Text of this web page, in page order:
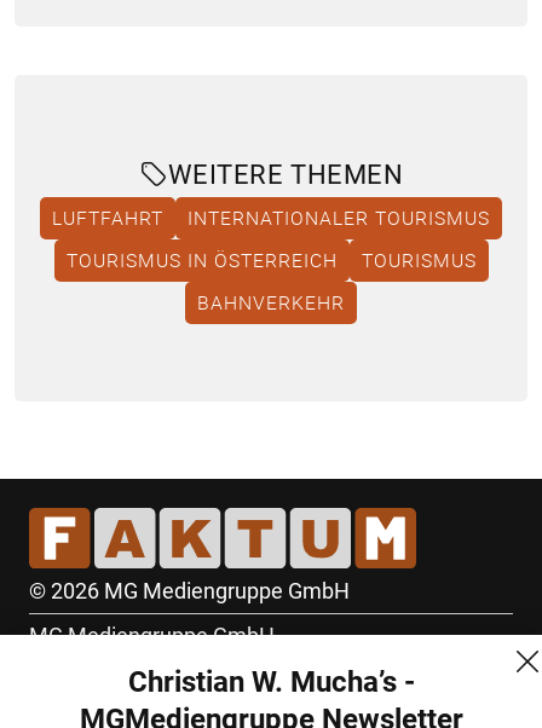
WEITERE THEMEN
LUFTFAHRT
INTERNATIONALER TOURISMUS
TOURISMUS IN ÖSTERREICH
TOURISMUS
BAHNVERKEHR
© 2026 MG Mediengruppe GmbH
MG Mediengruppe GmbH
Burgring 1/7Christian W. Mucha’s -
MGMediengruppe Newsletter